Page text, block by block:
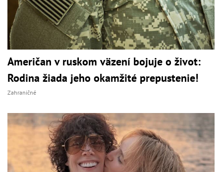
Američan v ruskom väzení bojuje o život:
Rodina žiada jeho okamžité prepustenie!
Zahraničné